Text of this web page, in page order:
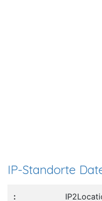
IP-Standorte